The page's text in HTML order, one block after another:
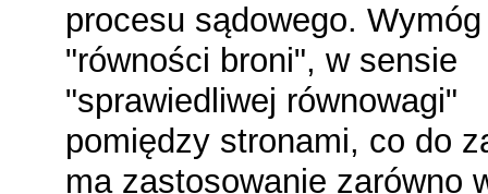
procesu sądowego. Wymóg
"równości broni", w sensie
"sprawiedliwej równowagi"
pomiędzy stronami, co do
ma zastosowanie zarówno